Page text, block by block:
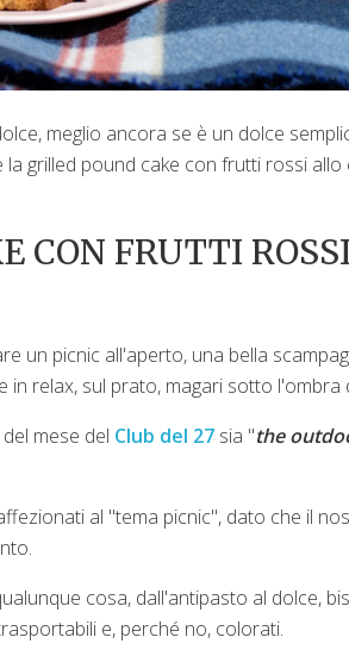
meglio ancora se è un dolce
grilled pound cake con frutti rossi allo
CON FRUTTI
un picnic all'aperto, una bella
relax, sul prato, magari sotto l'ombra
mese del Club del 27 sia "the
al "tema picnic", dato che il
cosa, dall'antipasto al dolce,
e, perché no, colorati.